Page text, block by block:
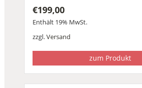
€199,00
Enthält 19% MwSt.
zzgl.Versand
zum Produkt